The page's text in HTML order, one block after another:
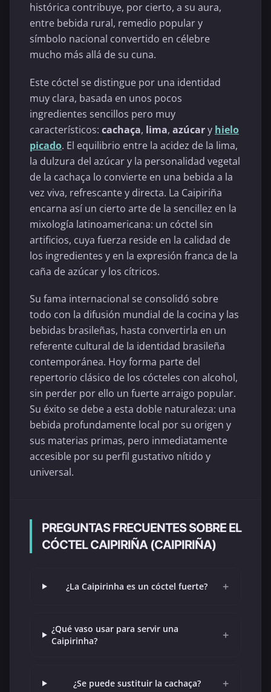
histórica contribuye, por cierto, a su aura,
entre bebida rural, remedio popular y
símbolo nacional convertido en célebre
mucho más allá de su cuna.
Este cóctel se distingue por una identidad
muy clara, basada en unos pocos
ingredientes sencillos pero muy
característicos: cachaça, lima, azúcary hielo
picado. El equilibrio entre la acidez de la lima,
la dulzura del azúcar y la personalidad vegetal
de la cachaça lo convierte en una bebida a la
vez viva, refrescante y directa. La Caipiriña
encarna así un cierto arte de la sencillez en la
mixología latinoamericana: un cóctel sin
artificios, cuya fuerza reside en la calidad de
los ingredientes y en la expresión franca de la
caña de azúcar y los cítricos.
Su fama internacional se consolidó sobre
todo con la difusión mundial de la cocina y las
bebidas brasileñas, hasta convertirla en un
referente cultural de la identidad brasileña
contemporánea. Hoy forma parte del
repertorio clásico de los cócteles con alcohol,
sin perder por ello un fuerte arraigo popular.
Su éxito se debe a esta doble naturaleza: una
bebida profundamente local por su origen y
sus materias primas, pero inmediatamente
accesible por su perfil gustativo nítido y
universal.
PREGUNTAS FRECUENTES SOBRE EL
CÓCTEL CAIPIRIÑA (CAIPIRIÑA)
¿La Caipirinha es un cóctel fuerte? +
¿Qué vaso usar para servir una
Caipirinha?
+
¿Se puede sustituir la cachaça? +